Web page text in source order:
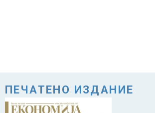
ПЕЧАТЕНО ИЗДАНИЕ